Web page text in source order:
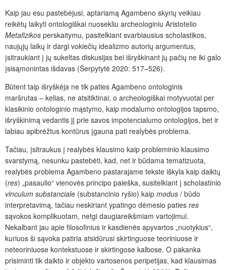
Kaip jau esu pastebėjusi, aptariamą Agambeno skyrių veikiau
reikėtų laikyti ontologiškai nuosekliu archeologiniu Aristotelio
Metafizikos perskaitymu, pasitelkiant svarbiausius scholastikos,
naujųjų laikų ir dargi vokiečių idealizmo autorių argumentus,
įsitraukiant į jų sukeltas diskusijas bei išryškinant jų pačių ne iki galo
įsisąmonintas išdavas (Šerpytytė 2020: 517–526).
Būtent taip išryškėja ne tik paties Agambeno ontologinis
maršrutas – kelias, ne atsitiktinai, o archeologiškai motyvuotai per
klasikinio ontologinio mąstymo, kaip modalumo ontologijos tapsmo,
išryškinimą vedantis jį prie savos impotencialumo ontologijos, bet ir
labiau apibrėžtus kontūrus įgauna pati realybės problema.
Tačiau, įsitraukus į realybės klausimo kaip probleminio klausimo
svarstymą, nesunku pastebėti, kad, net ir būdama tematizuota,
realybės problema Agambeno pastarajame tekste iškyla kaip daiktų
(res) „pasaulio“ vienovės principo paieška, susitelkiant į scholastinio
vinculum substanciale (substancinio ryšio) kaip modus / būdo
interpretavimą, tačiau neskiriant ypatingo dėmesio paties res
sąvokos komplikuotam, netgi daugiareikšmiam vartojimui.
Nekalbant jau apie filosofinius ir kasdienės apyvartos „nuotykius“,
kuriuos ši sąvoka patiria atsidūrusi skirtinguose teoriniuose ir
neteoriniuose kontekstuose ir skirtingose kalbose. O pakanka
prisiminti tik daikto ir objekto vartosenos peripetijas, kad klausimas